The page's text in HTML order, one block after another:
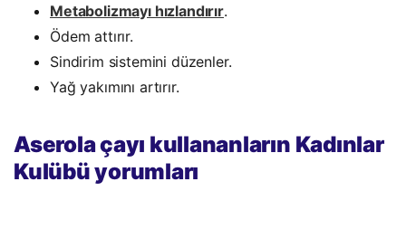
Metabolizmayı hızlandırır.
Ödem attırır.
Sindirim sistemini düzenler.
Yağ yakımını artırır.
Aserola çayı kullananların Kadınlar
Kulübü yorumları